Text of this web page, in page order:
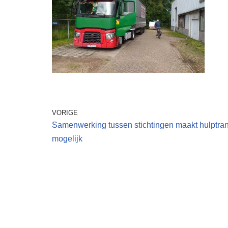
VORIGE
Samenwerking tussen stichtingen maakt
mogelijk